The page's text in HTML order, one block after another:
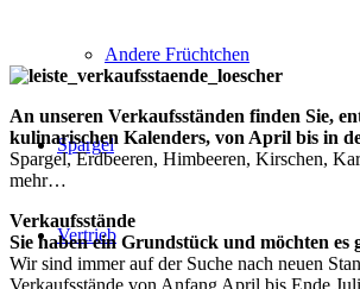
Andere Früchtchen
Spargel
Vertrieb
An unseren Verkaufsständen finden Sie,
kulinarischen Kalenders, von April bis in
Spargel, Erdbeeren, Himbeeren, Kirschen,
mehr…
Verkaufsstände
Sie haben ein Grundstück und möchten es
Wir sind immer auf der Suche nach neuen
Verkaufsstände von Anfang April bis Ende